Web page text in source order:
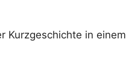
Kurzgeschichte in einem